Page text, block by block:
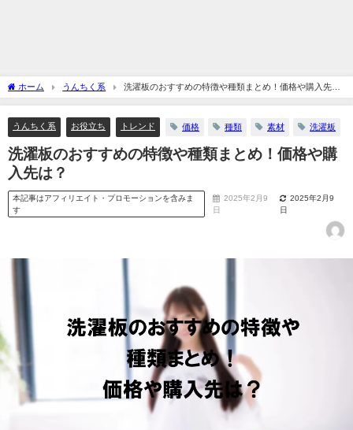
ホーム うんちく系
洗濯板のおすすめの特徴や種類まとめ！価格や購入先
は？
うんちく系 お役立ち トレンド 価格 種類 素材 洗濯板
洗濯板のおすすめの特徴や種類まとめ！価格や購
入先は？
本記事はアフィリエイト・プロモーションを含みま
す
2025年2月9
日
2025年2月9
日